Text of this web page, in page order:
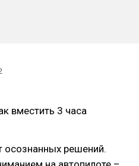
вместить 3 часа
осознанных решений.